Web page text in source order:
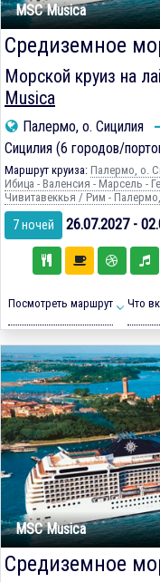
MSC Musica
Средиземное
Морской круиз на
Musica
Палермо, о. Сицилия
Сицилия (6 городов/
Маршрут круиза: Палермо, о.
Ибица - Валенсия - Марсель -
Чивитавеккья / Рим -
7 ночей 26.07.2027 -
Посмотреть маршрут Что
MSC Musica
Средиземное